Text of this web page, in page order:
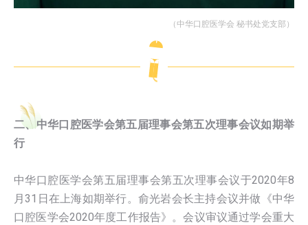
（中华口腔医学会 秘书处党支部）
二、中华口腔医学会第五届理事会第五次理事会议如期举
行
中华口腔医学会第五届理事会第五次理事会议于2020年8
月31日在上海如期举行。俞光岩会长主持会议并做《中华
口腔医学会2020年度工作报告》。会议审议通过学会重大